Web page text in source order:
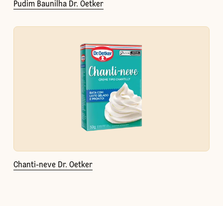
Pudim Baunilha Dr. Oetker
Chanti-neve Dr. Oetker